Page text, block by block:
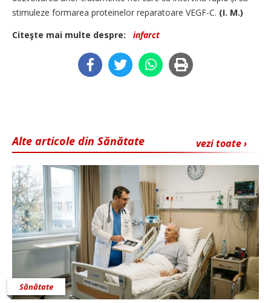
stimuleze formarea proteinelor reparatoare VEGF-C. (I. M.)
Citeşte mai multe despre:
infarct
vezi toate ›
Alte articole din Sănătate
Sănătate